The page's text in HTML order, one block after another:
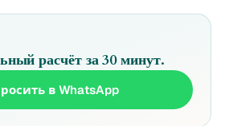
расчёт за 30 минут.
в WhatsApp